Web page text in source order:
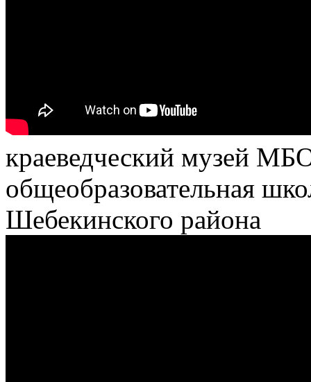
краеведческий музей
общеобразовательная
Шебекинского района